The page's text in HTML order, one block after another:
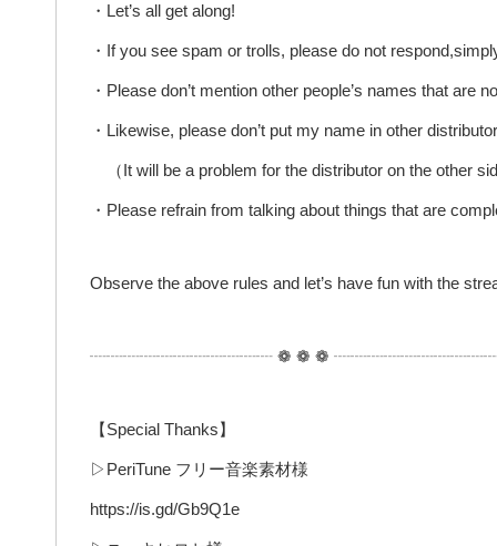
・Let’s all get along!
・If you see spam or trolls, please do not
・Please don’t mention other people’s names that are
・Likewise, please don’t put my name in other
（It will be a problem for the distributor on the other
・Please refrain from talking about things that are
Observe the above rules and let’s have fun with the
┈┈┈┈┈┈┈┈┈┈┈ ❁ ❁ ❁
【Special Thanks】
▷PeriTune フリー音楽素材様
https://is.gd/Gb9Q1e